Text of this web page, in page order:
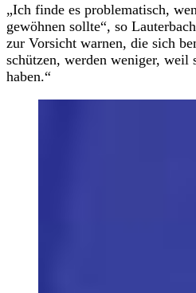
„Ich finde es problematisch,
gewöhnen sollte“, so
zur Vorsicht warnen, die sich
schützen, werden weniger, weil
haben.“